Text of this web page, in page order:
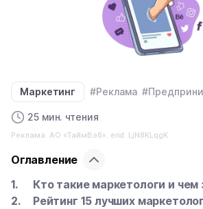
Маркетинг #Реклама
25 мин. чтения
Реклама. АО «ТаймВэб». erid: LjN8KLqgK
Оглавление
Кто такие маркетологи и
Рейтинг 15 лучших